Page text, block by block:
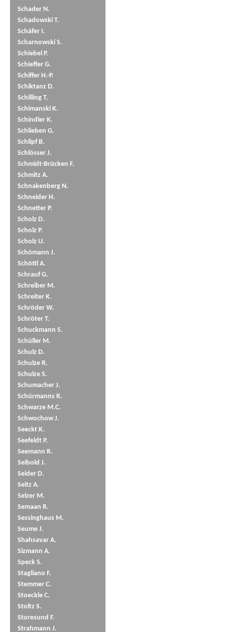
Schader N.
Schadowski T.
Schäfer I.
Scharnowski S.
Schiebel P.
Schieffer G.
Schiffer H.-P.
Schiktanz D.
Schilling T.
Schimanski K.
Schindler K.
Schlieben G.
Schlipf B.
Schlösser J.
Schmidt-Brücken F.
Schmitz A.
Schnakenberg N.
Schneider H.
Schnetter P.
Scholz D.
Scholz P.
Scholz U.
Schömann J.
Schöttl A.
Schrauf G.
Schreiber M.
Schreiter K.
Schröder W.
Schröter T.
Schuckmann S.
Schüller M.
Schulz D.
Schulze R.
Schulze S.
Schumacher J.
Schürmanns R.
Schwarze M.C.
Schwochow J.
Seeckt K.
Seefeldt P.
Seemann R.
Seibold J.
Seider D.
Seitz A.
Selzer M.
Semaan R.
Sessinghaus M.
Seume J.
Shahsavar A.
Sizmann A.
Speck S.
Stagliano F.
Stemmer C.
Stoeckle C.
Stoltz S.
Storesund F.
Strahmann J.